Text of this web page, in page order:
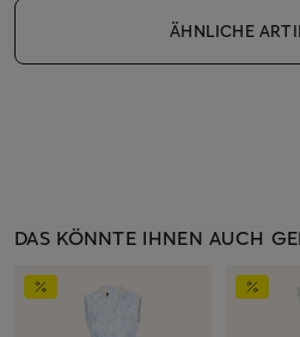
ÄHNLICHE
DAS KÖNNTE IHNEN AUCH